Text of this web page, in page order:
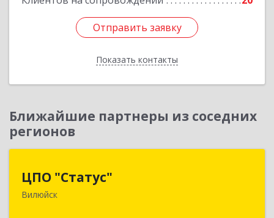
Отправить заявку
Показать контакты
Отправить заявку
Назад
Ближайшие партнеры из соседних
регионов
ЦПО "Статус"
Вилюйск
677000, Саха /Якутия/ Респ, Якутск г, Ленина пр-